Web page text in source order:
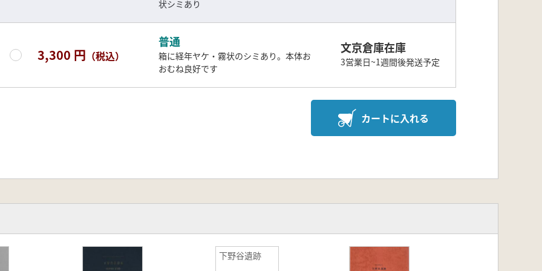
状シミあり
3,300 円 （税込）
普通
箱に経年ヤケ・霧状のシミあり。本体お
おむね良好です
文京倉庫在庫
3営業日~1週間後発送予定
カートに入れる
下野谷遺跡